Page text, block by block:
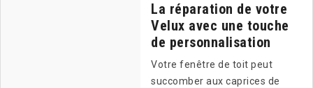
La réparation de votre
Velux avec une touche
de personnalisation
Votre fenêtre de toit peut
succomber aux caprices de